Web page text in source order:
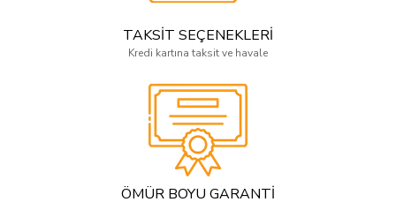
TAKSİT SEÇENEKLERİ
Kredi kartına taksit ve havale
ÖMÜR BOYU GARANTİ